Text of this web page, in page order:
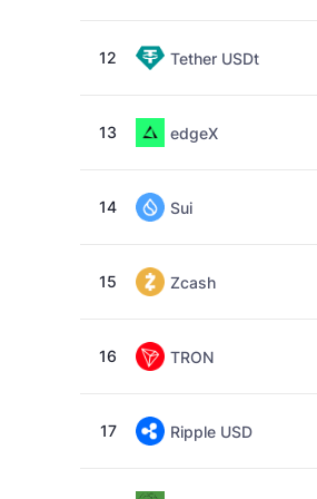
12 Tether USDt
13 edgeX
14 Sui
15 Zcash
16 TRON
17 Ripple USD